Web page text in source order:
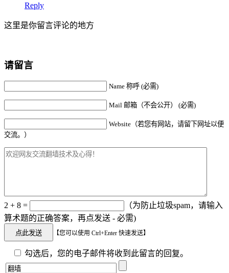
Reply
这里是你留言评论的地方
请留言
Name 称呼 (必需)
Mail 邮箱（不会公开） (必需)
Website（若您有网站，请留下网址以便
交流。）
2 + 8 =
（为防止垃圾spam，请输入
算术题的正确答案，再点发送 - 必需)
【您可以使用 Ctrl+Enter 快速发送】
勾选后，您的电子邮件将收到此留言的回复。